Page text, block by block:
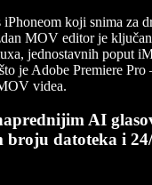
iPhoneom koji snima za
MOV editor je
jednostavnih poput
je Adobe Premiere Pro
videa.
AI
broju datoteka i